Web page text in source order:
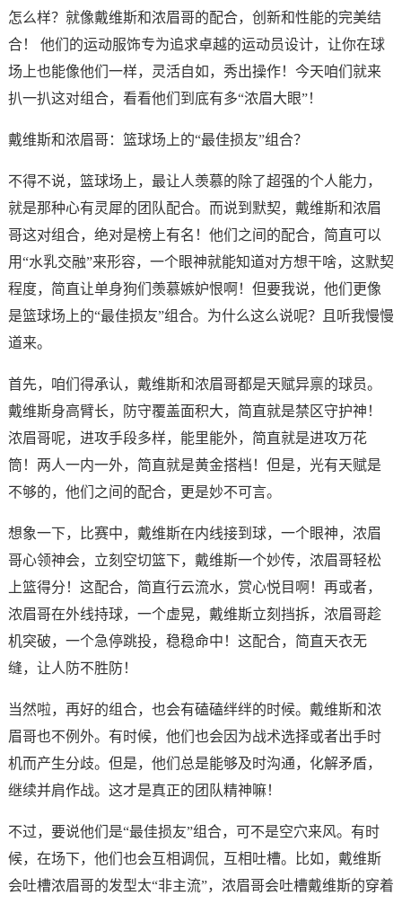
怎么样？就像戴维斯和浓眉哥的配合，创新和性能的完美结
合！ 他们的运动服饰专为追求卓越的运动员设计，让你在球
场上也能像他们一样，灵活自如，秀出操作！今天咱们就来
扒一扒这对组合，看看他们到底有多“浓眉大眼”！
戴维斯和浓眉哥：篮球场上的“最佳损友”组合？
不得不说，篮球场上，最让人羡慕的除了超强的个人能力，
就是那种心有灵犀的团队配合。而说到默契，戴维斯和浓眉
哥这对组合，绝对是榜上有名！他们之间的配合，简直可以
用“水乳交融”来形容，一个眼神就能知道对方想干啥，这默契
程度，简直让单身狗们羡慕嫉妒恨啊！但要我说，他们更像
是篮球场上的“最佳损友”组合。为什么这么说呢？且听我慢慢
道来。
首先，咱们得承认，戴维斯和浓眉哥都是天赋异禀的球员。
戴维斯身高臂长，防守覆盖面积大，简直就是禁区守护神！
浓眉哥呢，进攻手段多样，能里能外，简直就是进攻万花
筒！两人一内一外，简直就是黄金搭档！但是，光有天赋是
不够的，他们之间的配合，更是妙不可言。
想象一下，比赛中，戴维斯在内线接到球，一个眼神，浓眉
哥心领神会，立刻空切篮下，戴维斯一个妙传，浓眉哥轻松
上篮得分！这配合，简直行云流水，赏心悦目啊！再或者，
浓眉哥在外线持球，一个虚晃，戴维斯立刻挡拆，浓眉哥趁
机突破，一个急停跳投，稳稳命中！这配合，简直天衣无
缝，让人防不胜防！
当然啦，再好的组合，也会有磕磕绊绊的时候。戴维斯和浓
眉哥也不例外。有时候，他们也会因为战术选择或者出手时
机而产生分歧。但是，他们总是能够及时沟通，化解矛盾，
继续并肩作战。这才是真正的团队精神嘛！
不过，要说他们是“最佳损友”组合，可不是空穴来风。有时
候，在场下，他们也会互相调侃，互相吐槽。比如，戴维斯
会吐槽浓眉哥的发型太“非主流”，浓眉哥会吐槽戴维斯的穿着